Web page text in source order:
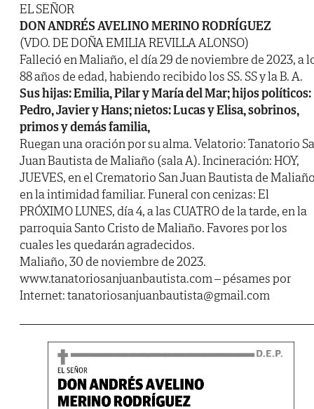
EL SEÑOR
DON ANDRÉS AVELINO MERINO RODRÍGUEZ
(VDO. DE DOÑA EMILIA REVILLA ALONSO)
Falleció en Maliaño, el día 29 de noviembre de 2023, a
88 años de edad, habiendo recibido los SS. SS y la B. A.
Sus hijas: Emilia, Pilar y María del Mar; hijos políticos:
Pedro, Javier y Hans; nietos: Lucas y Elisa, sobrinos,
primos y demás familia,
Ruegan una oración por su alma. Velatorio: Tanatorio
Juan Bautista de Maliaño (sala A). Incineración: HOY,
JUEVES, en el Crematorio San Juan Bautista de
en la intimidad familiar. Funeral con cenizas: El
PRÓXIMO LUNES, día 4, a las CUATRO de la tarde, en la
parroquia Santo Cristo de Maliaño. Favores por los
cuales les quedarán agradecidos.
Maliaño, 30 de noviembre de 2023.
www.tanatoriosanjuanbautista.com – pésames por
Internet: tanatoriosanjuanbautista@gmail.com